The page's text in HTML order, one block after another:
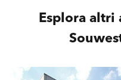
Esplora